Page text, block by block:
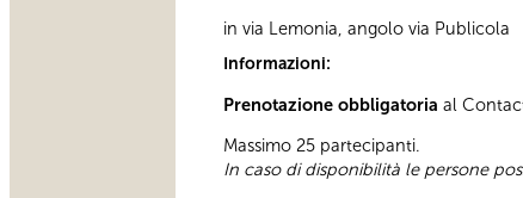
in via Lemonia, angolo via Publicola
Informazioni:
Prenotazione obbligatoria al
Massimo 25 partecipanti.
In caso di disponibilità le persone